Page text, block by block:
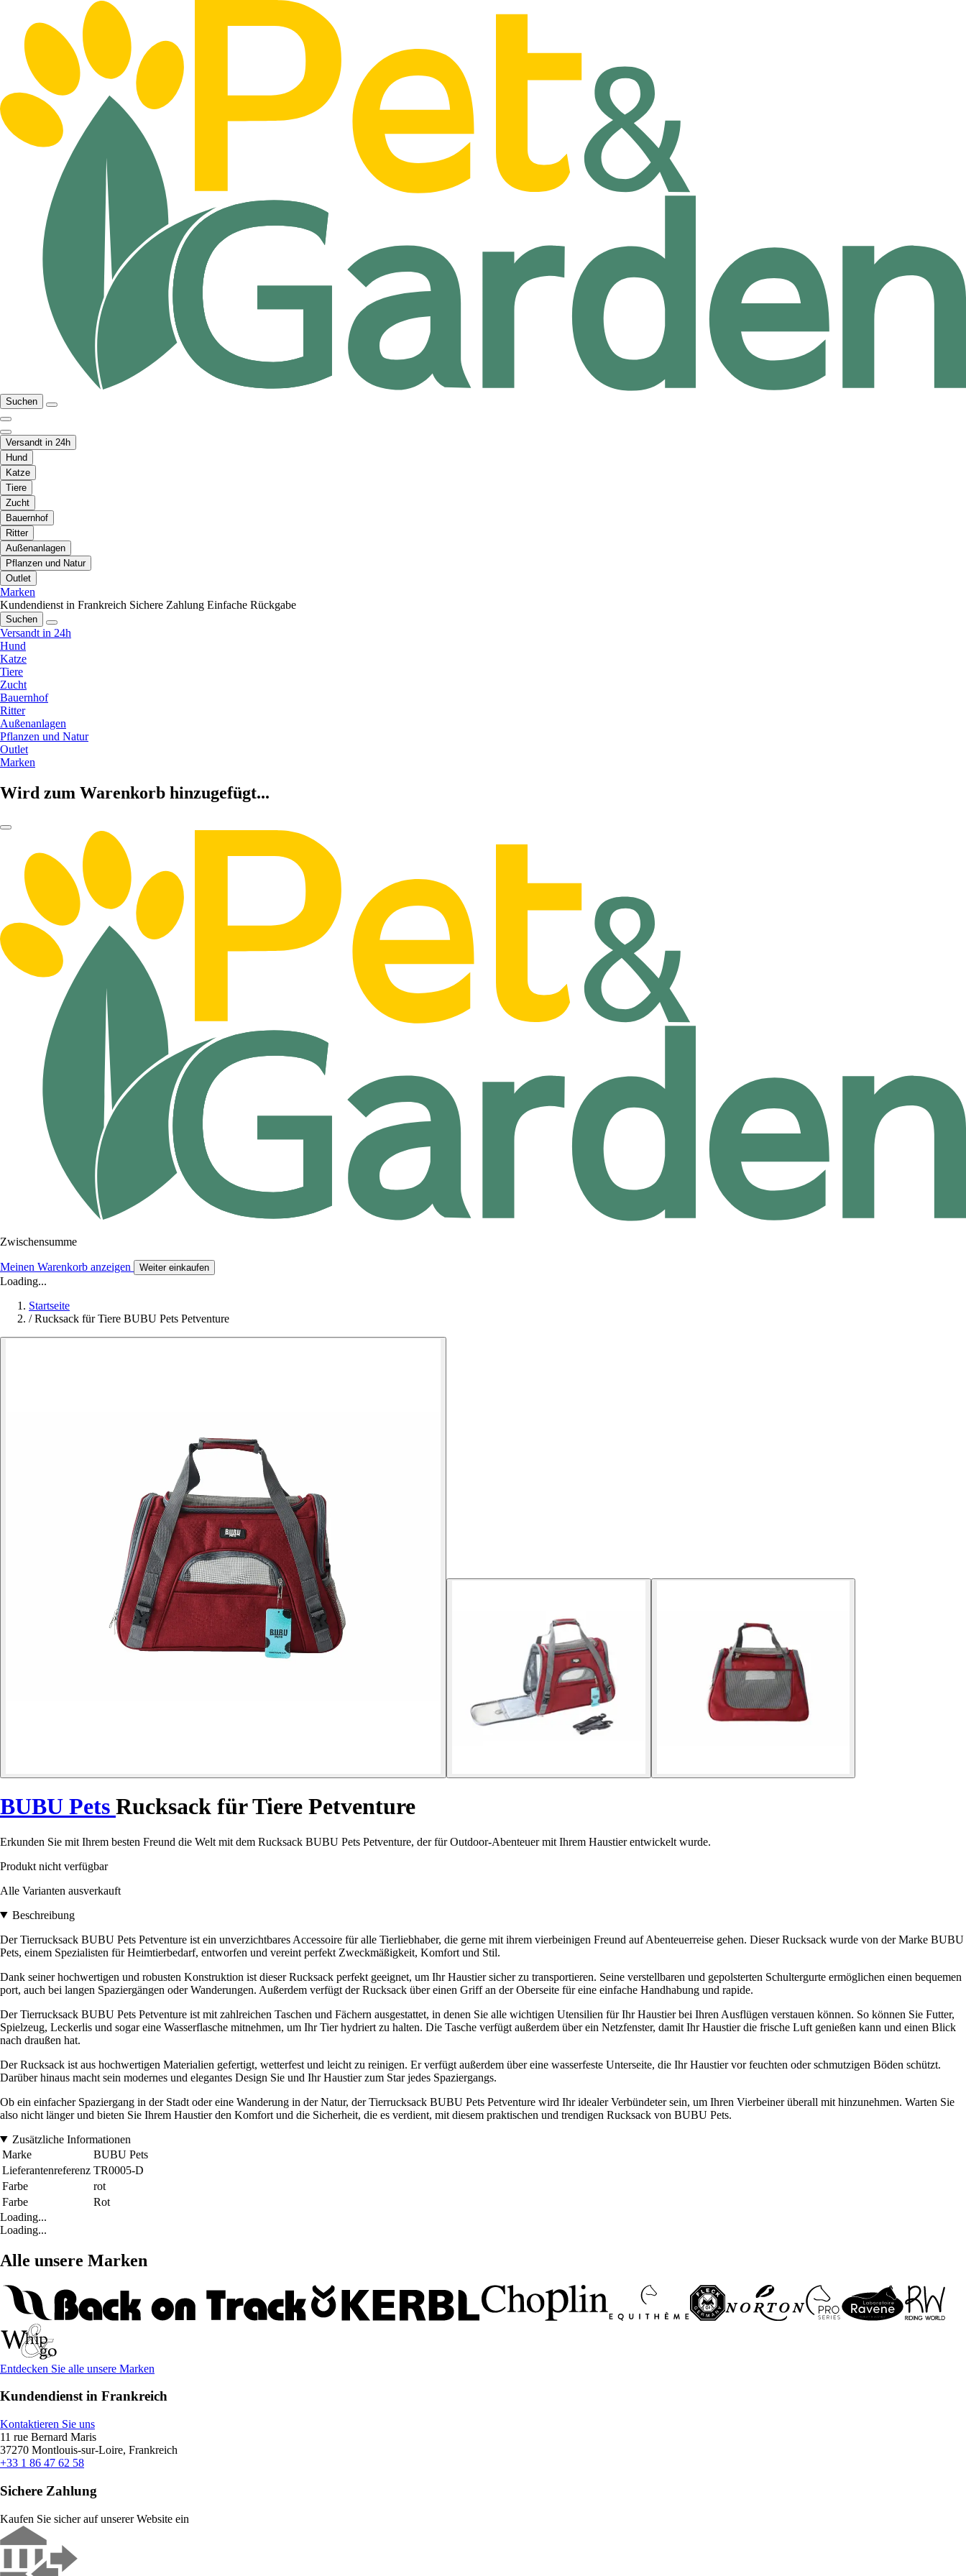
Suchen
Versandt in 24h
Hund
Katze
Tiere
Zucht
Bauernhof
Ritter
Außenanlagen
Pflanzen und Natur
Outlet
Marken
Kundendienst in Frankreich Sichere Zahlung Einfache Rückgabe
Suchen
Versandt in 24h
Hund
Katze
Tiere
Zucht
Bauernhof
Ritter
Außenanlagen
Pflanzen und Natur
Outlet
Marken
Wird zum Warenkorb hinzugefügt...
Zwischensumme
Meinen Warenkorb anzeigen Weiter einkaufen
Loading...
Startseite
/ Rucksack für Tiere BUBU Pets Petventure
BUBU Pets Rucksack für Tiere Petventure
Erkunden Sie mit Ihrem besten Freund die Welt mit dem Rucksack BUBU Pets Petventure, der für Outdoor-Abenteuer mit Ihrem Haustier entwickelt wurde.
Produkt nicht verfügbar
Alle Varianten ausverkauft
Beschreibung
Der Tierrucksack BUBU Pets Petventure ist ein unverzichtbares Accessoire für alle Tierliebhaber, die gerne mit ihrem vierbeinigen Freund auf Abenteuerreise gehen. Dieser Rucksack wurde von der Marke BUBU
Pets, einem Spezialisten für Heimtierbedarf, entworfen und vereint perfekt Zweckmäßigkeit, Komfort und Stil.
Dank seiner hochwertigen und robusten Konstruktion ist dieser Rucksack perfekt geeignet, um Ihr Haustier sicher zu transportieren. Seine verstellbaren und gepolsterten Schultergurte ermöglichen einen bequemen
port, auch bei langen Spaziergängen oder Wanderungen. Außerdem verfügt der Rucksack über einen Griff an der Oberseite für eine einfache Handhabung und rapide.
Der Tierrucksack BUBU Pets Petventure ist mit zahlreichen Taschen und Fächern ausgestattet, in denen Sie alle wichtigen Utensilien für Ihr Haustier bei Ihren Ausflügen verstauen können. So können Sie Futter,
Spielzeug, Leckerlis und sogar eine Wasserflasche mitnehmen, um Ihr Tier hydriert zu halten. Die Tasche verfügt außerdem über ein Netzfenster, damit Ihr Haustier die frische Luft genießen kann und einen Blick
nach draußen hat.
Der Rucksack ist aus hochwertigen Materialien gefertigt, wetterfest und leicht zu reinigen. Er verfügt außerdem über eine wasserfeste Unterseite, die Ihr Haustier vor feuchten oder schmutzigen Böden schützt.
Darüber hinaus macht sein modernes und elegantes Design Sie und Ihr Haustier zum Star jedes Spaziergangs.
Ob ein einfacher Spaziergang in der Stadt oder eine Wanderung in der Natur, der Tierrucksack BUBU Pets Petventure wird Ihr idealer Verbündeter sein, um Ihren Vierbeiner überall mit hinzunehmen. Warten Sie
also nicht länger und bieten Sie Ihrem Haustier den Komfort und die Sicherheit, die es verdient, mit diesem praktischen und trendigen Rucksack von BUBU Pets.
Zusätzliche Informationen
Marke
BUBU Pets
Lieferantenreferenz TR0005-D
Farbe
rot
Farbe
Rot
Loading...
Loading...
Alle unsere Marken
Entdecken Sie alle unsere Marken
Kundendienst in Frankreich
Kontaktieren Sie uns
11 rue Bernard Maris
37270 Montlouis-sur-Loire, Frankreich
+33 1 86 47 62 58
Sichere Zahlung
Kaufen Sie sicher auf unserer Website ein